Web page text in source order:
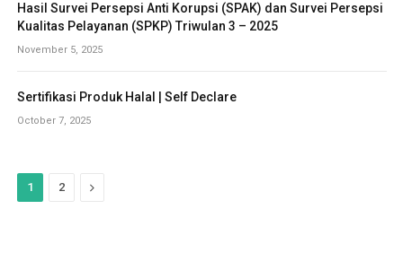
Hasil Survei Persepsi Anti Korupsi (SPAK) dan Survei Persepsi
Kualitas Pelayanan (SPKP) Triwulan 3 – 2025
November 5, 2025
Sertifikasi Produk Halal | Self Declare
October 7, 2025
1 2
N